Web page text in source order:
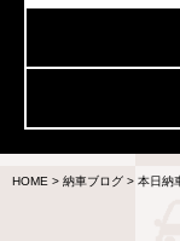
HOME > 納車ブログ > 本日納